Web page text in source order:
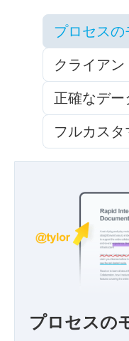
プロセス
クライアン
正確なデー
フルカス
プロセスの